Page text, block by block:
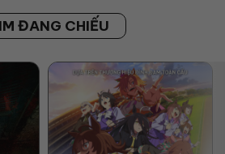
ĐANG CHIẾU